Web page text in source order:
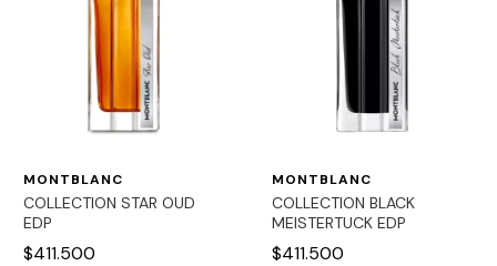
MONTBLANC
COLLECTION STAR OUD
EDP
$411.500
MONTBLANC
COLLECTION BLACK
MEISTERTUCK EDP
$411.500